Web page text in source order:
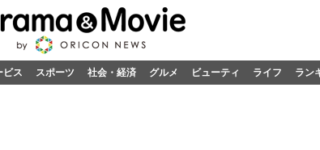
ビス スポーツ 社会・経済 グルメ ビューティ ライフ ラン